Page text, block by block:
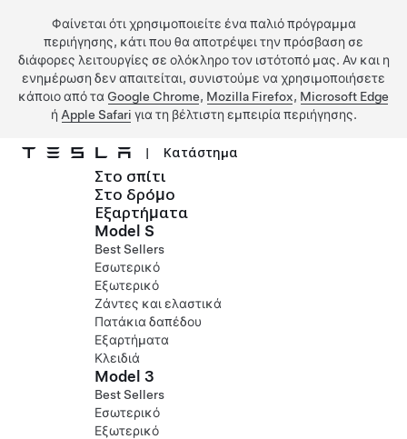
Φαίνεται ότι χρησιμοποιείτε ένα παλιό πρόγραμμα
περιήγησης, κάτι που θα αποτρέψει την πρόσβαση σε
διάφορες λειτουργίες σε ολόκληρο τον ιστότοπό μας. Αν και η
ενημέρωση δεν απαιτείται, συνιστούμε να χρησιμοποιήσετε
κάποιο από τα Google Chrome, Mozilla Firefox, Microsoft Edge
ή Apple Safari για τη βέλτιστη εμπειρία περιήγησης.
Μετάβαση στο κύριο περιεχόμενο
| Κατάστημα
Στο σπίτι
Στο δρόμο
Εξαρτήματα
Model S
Best Sellers
Εσωτερικό
Εξωτερικό
Ζάντες και ελαστικά
Πατάκια δαπέδου
Εξαρτήματα
Κλειδιά
Model 3
Best Sellers
Εσωτερικό
Εξωτερικό